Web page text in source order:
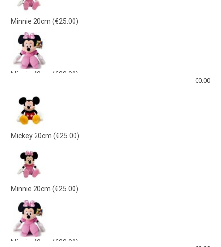
Minnie 20cm (€25.00)
Minnie 40cm (€38.00)
Mickey 40cm
Γαλάζιο Λούτρινο 21εκ
Ροζ Λούτρινο 21εκ
€0.00
Mickey 20cm (€25.00)
Minnie 20cm (€25.00)
Minnie 40cm (€38.00)